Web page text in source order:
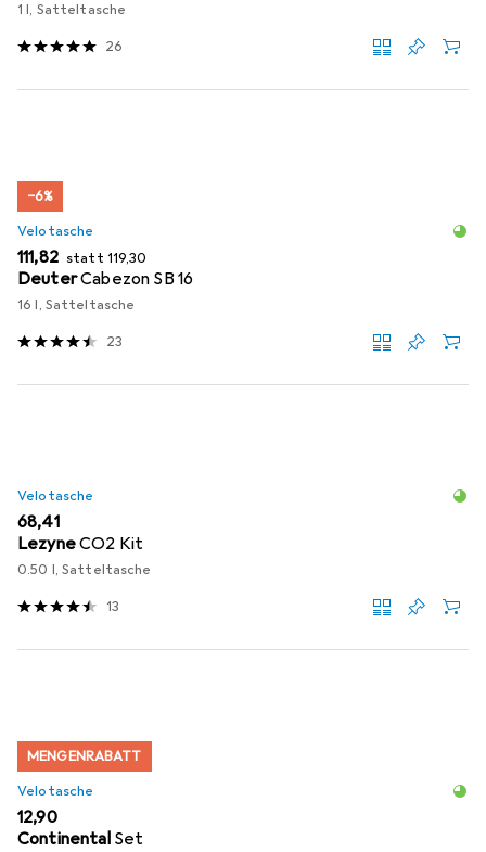
1 l, Satteltasche
26
−6%
Velotasche
EUR
111,82 statt EUR
119,30
DeuterCabezon SB 16
16 l, Satteltasche
23
Velotasche
EUR
68,41
LezyneCO2 Kit
0.50 l, Satteltasche
13
MENGENRABATT
Velotasche
EUR
12,90
Continental Set